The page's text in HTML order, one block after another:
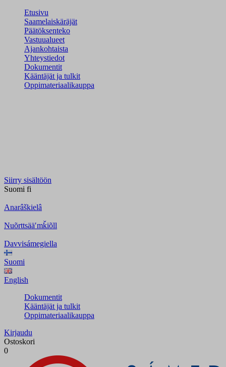
Etusivu
Saamelaiskäräjät
Päätöksenteko
Vastuualueet
Ajankohtaista
Yhteystiedot
Dokumentit
Kääntäjät ja tulkit
Oppimateriaalikauppa
Siirry sisältöön
Suomi fi
Anarâškielâ
Nuõrttsääʹmǩiõll
Davvisámegiella
Suomi
English
Dokumentit
Kääntäjät ja tulkit
Oppimateriaalikauppa
Kirjaudu
Ostoskori
0